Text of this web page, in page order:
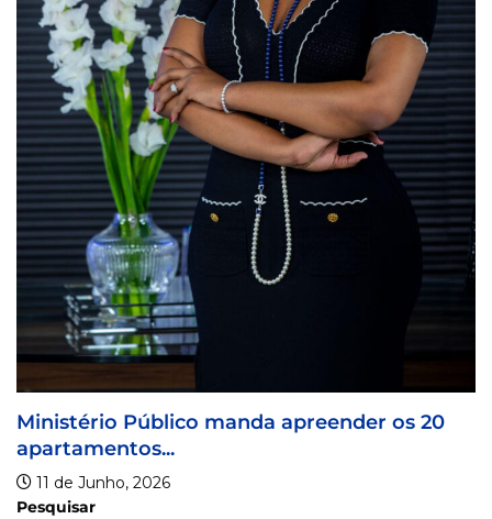
Público manda apreender os 20
2026
5 de
Pesquisar